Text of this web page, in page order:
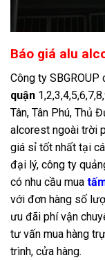
Báo giá alu
Công ty
quận
Tân, Tân Phú, Thủ
alcorest ngoài trời
giá sỉ tốt nhất tại
đại lý, công ty
có nhu cầu mua
với đơn hàng số
ưu đãi phí vận
tư vấn mua hàng
trình, cửa hàng.